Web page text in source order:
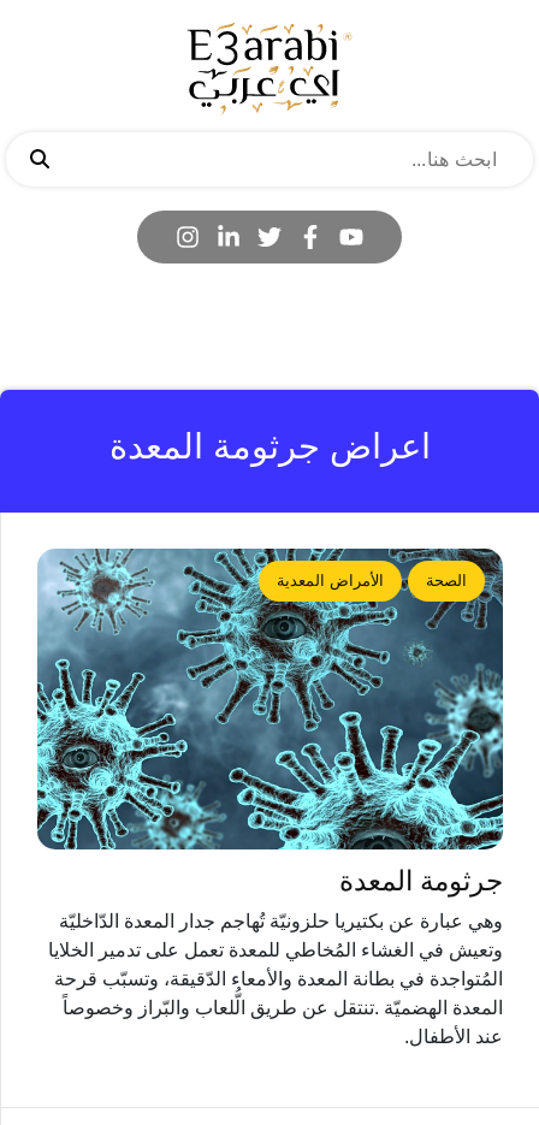
اعراض جرثومة المعدة
الصحة الأمراض المعدية
جرثومة المعدة
وهي عبارة عن بكتيريا حلزونيّة تُهاجم جدار المعدة الدّاخليّة
وتعيش في الغشاء المُخاطي للمعدة تعمل على تدمير الخلايا
المُتواجدة في بطانة المعدة والأمعاء الدّقيقة، وتسبّب قرحة
المعدة الهضميّة .تنتقل عن طريق الُّلعاب والبّراز وخصوصاً
عند الأطفال.